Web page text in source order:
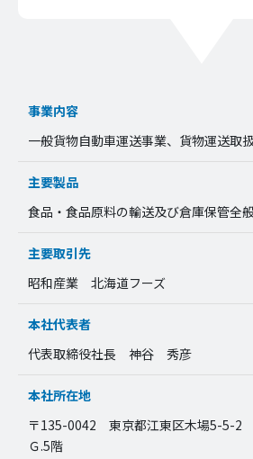
事業内容
一般貨物自動車運送事業、貨物運送取
主要製品
食品・食品原料の輸送及び倉庫保管全
主要取引先
昭和産業 北海道フーズ
本社代表者
代表取締役社長 神谷 秀彦
本社所在地
〒135-0042 東京都江東区木場5-5-
Ｇ.5階